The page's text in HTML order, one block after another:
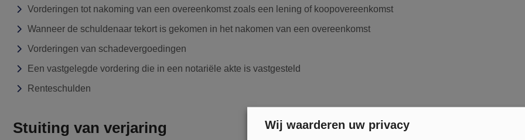
Vorderingen tot nakoming van een overeenkomst zoals een lening of koopovereenkomst
Wanneer de schuldenaar tekort is gekomen in het nakomen van een overeenkomst
Vorderingen van schadevergoedingen
Een vastgelegde vordering die in een notariële akte is vastgesteld
Renteschulden
Stuiting van verjaring Wij waarderen uw privacy